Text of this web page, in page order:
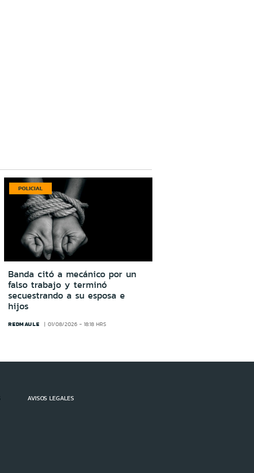
POLICIAL
Banda citó a mecánico por un
falso trabajo y terminó
secuestrando a su esposa e
hijos
REDMAULE 01/08/2026 - 18:18 HRS
AVISOS LEGALES